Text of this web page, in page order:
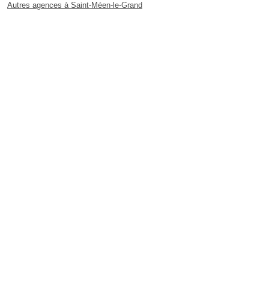
Autres agences à Saint-Méen-le-Grand